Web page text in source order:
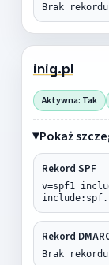
Brak rekordu
inig.pl
Aktywna: Tak
Pokaż
Rekord SPF
v=spf1
Rekord
Brak rekordu